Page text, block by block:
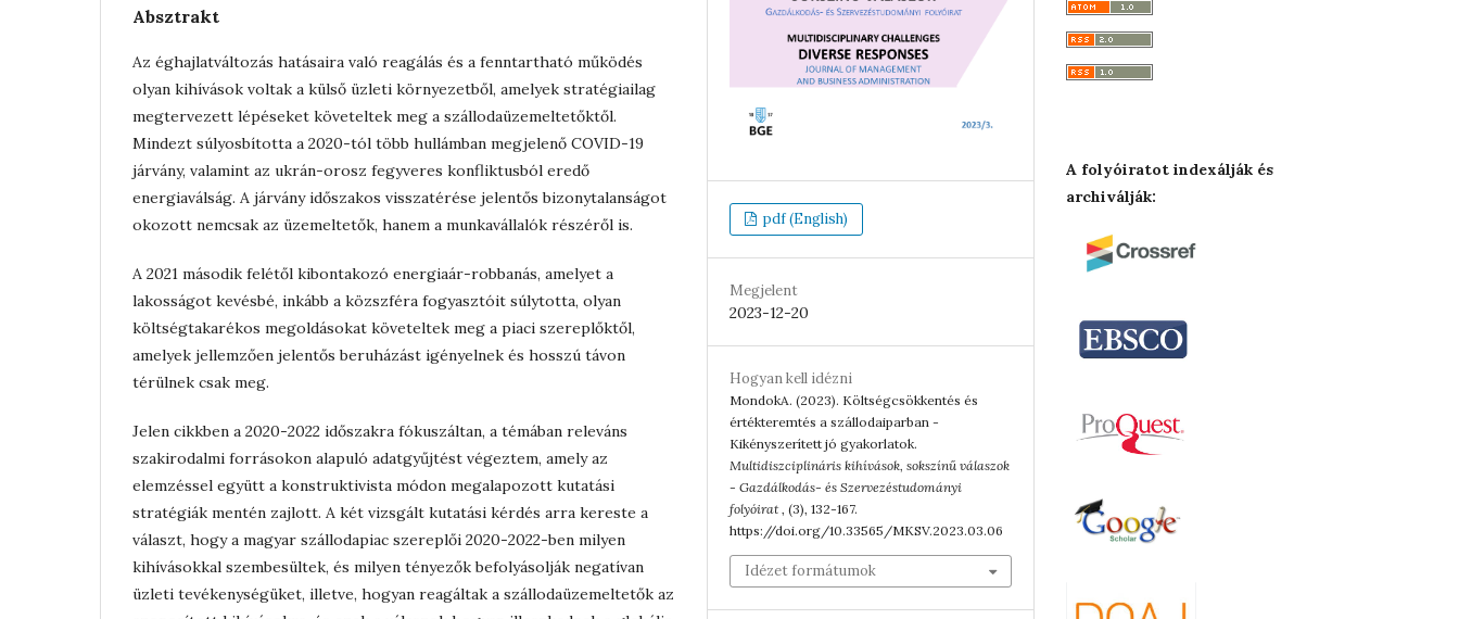
Absztrakt
Az éghajlatváltozás hatásaira való reagálás és a fenntartható működés
olyan kihívások voltak a külső üzleti környezetből, amelyek stratégiailag
megtervezett lépéseket követeltek meg a szállodaüzemeltetőktől.
Mindezt súlyosbította a 2020-tól több hullámban megjelenő COVID-19
járvány, valamint az ukrán-orosz fegyveres konfliktusból eredő
energiaválság. A járvány időszakos visszatérése jelentős bizonytalanságot
okozott nemcsak az üzemeltetők, hanem a munkavállalók részéről is.
A 2021 második felétől kibontakozó energiaár-robbanás, amelyet a
lakosságot kevésbé, inkább a közszféra fogyasztóit súlytotta, olyan
költségtakarékos megoldásokat követeltek meg a piaci szereplőktől,
amelyek jellemzően jelentős beruházást igényelnek és hosszú távon
térülnek csak meg.
Jelen cikkben a 2020-2022 időszakra fókuszáltan, a témában releváns
szakirodalmi forrásokon alapuló adatgyűjtést végeztem, amely az
elemzéssel együtt a konstruktivista módon megalapozott kutatási
stratégiák mentén zajlott. A két vizsgált kutatási kérdés arra kereste a
választ, hogy a magyar szállodapiac szereplői 2020-2022-ben milyen
kihívásokkal szembesültek, és milyen tényezők befolyásolják negatívan
üzleti tevékenységüket, illetve, hogyan reagáltak a szállodaüzemeltetők az
pdf (English)
Megjelent
2023-12-20
Hogyan kell idézni
MondokA. (2023). Költségcsökkentés és
értékteremtés a szállodaiparban -
Kikényszerített jó gyakorlatok.
Multidiszciplináris kihívások, sokszínű válaszok
- Gazdálkodás- és Szervezéstudományi
folyóirat , (3), 132-167.
https://doi.org/10.33565/MKSV.2023.03.06
Idézet formátumok
A folyóiratot indexálják és
archiválják: